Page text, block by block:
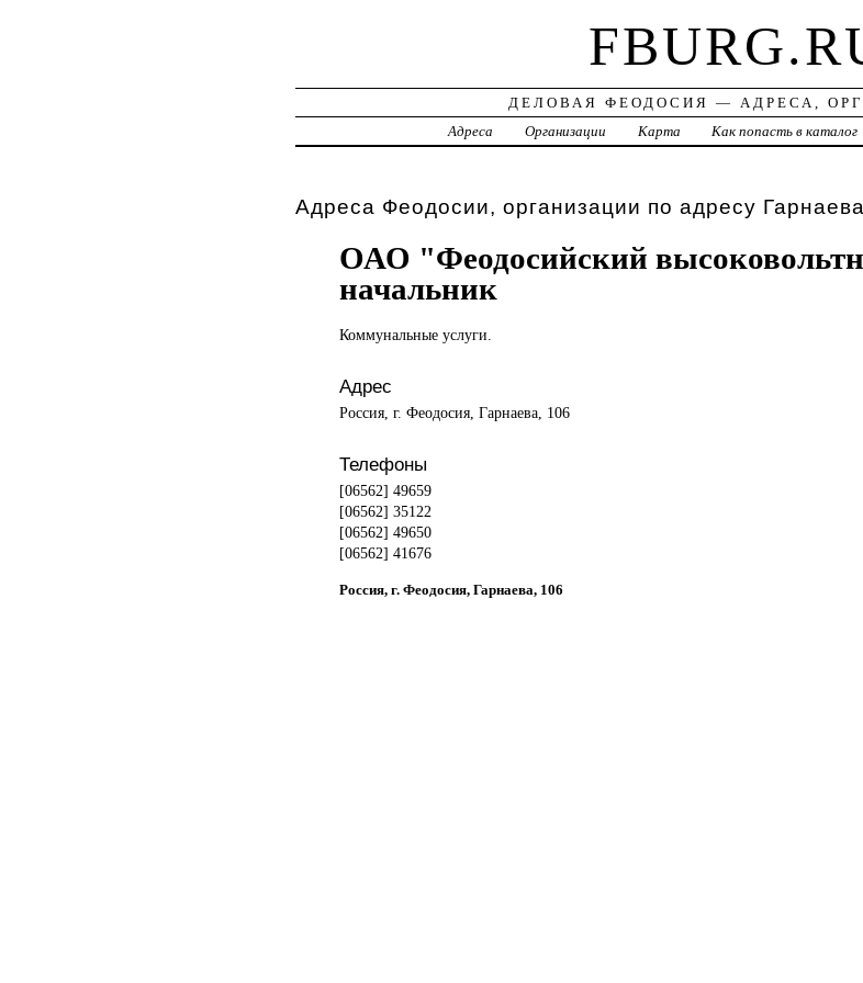
ДЕЛОВАЯ ФЕОДОСИЯ — АДРЕСА,
Адреса
Организации Карта Как попасть в каталог
Адреса Феодосии, организации по адресу
ОАО "Феодосийский
начальник
Коммунальные услуги.
Адрес
Россия, г. Феодосия, Гарнаева, 106
Телефоны
[06562] 49659
[06562] 35122
[06562] 49650
[06562] 41676
Россия, г. Феодосия, Гарнаева, 106